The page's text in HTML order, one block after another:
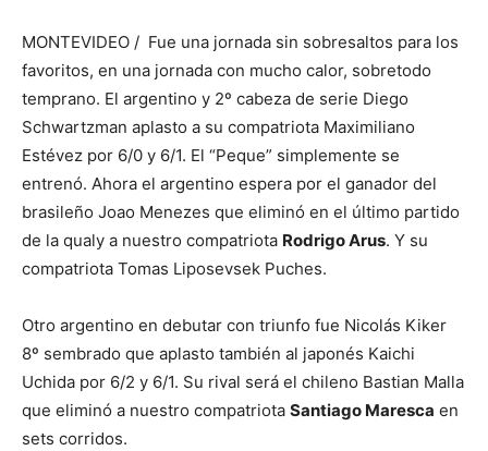
MONTEVIDEO / Fue una jornada sin sobresaltos para los
favoritos, en una jornada con mucho calor, sobretodo
temprano. El argentino y 2º cabeza de serie Diego
Schwartzman aplasto a su compatriota Maximiliano
Estévez por 6/0 y 6/1. El “Peque” simplemente se
entrenó. Ahora el argentino espera por el ganador del
brasileño Joao Menezes que eliminó en el último partido
de la qualy a nuestro compatriota Rodrigo Arus. Y su
compatriota Tomas Liposevsek Puches.
Otro argentino en debutar con triunfo fue Nicolás Kiker
8º sembrado que aplasto también al japonés Kaichi
Uchida por 6/2 y 6/1. Su rival será el chileno Bastian Malla
que eliminó a nuestro compatriota Santiago Maresca en
sets corridos.